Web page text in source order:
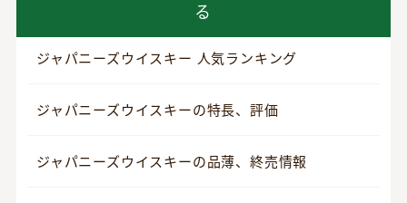
る
ジャパニーズウイスキー 人気ランキング
ジャパニーズウイスキーの特長、評価
ジャパニーズウイスキーの品薄、終売情報